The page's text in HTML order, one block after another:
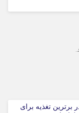
تغذیه برای